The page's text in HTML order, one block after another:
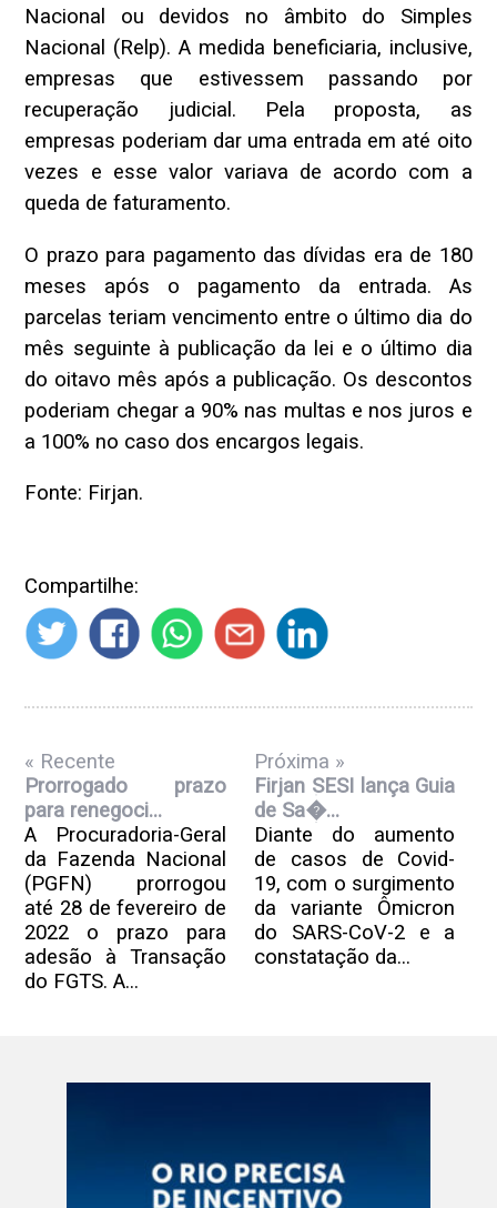
Nacional ou devidos no âmbito do Simples
Nacional (Relp). A medida beneficiaria, inclusive,
empresas que estivessem passando por
recuperação judicial. Pela proposta, as
empresas poderiam dar uma entrada em até oito
vezes e esse valor variava de acordo com a
queda de faturamento.
O prazo para pagamento das dívidas era de 180
meses após o pagamento da entrada. As
parcelas teriam vencimento entre o último dia do
mês seguinte à publicação da lei e o último dia
do oitavo mês após a publicação. Os descontos
poderiam chegar a 90% nas multas e nos juros e
a 100% no caso dos encargos legais.
Fonte: Firjan.
Compartilhe:
« Recente
Prorrogado prazo
para renegoci...
A Procuradoria-Geral
da Fazenda Nacional
(PGFN) prorrogou
até 28 de fevereiro de
2022 o prazo para
adesão à Transação
do FGTS. A...
Próxima »
Firjan SESI lança Guia
de Sa�...
Diante do aumento
de casos de Covid-
19, com o surgimento
da variante Ômicron
do SARS-CoV-2 e a
constatação da...